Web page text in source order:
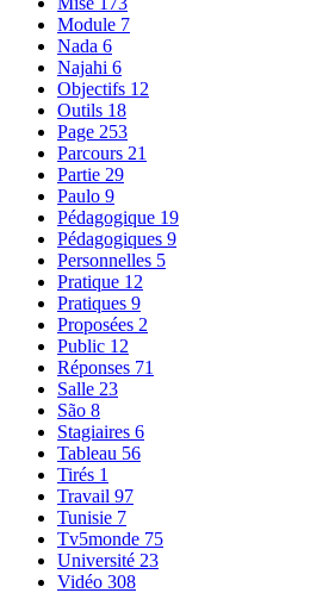
Module 7
Nada 6
Najahi 6
Objectifs 12
Outils 18
Page 253
Parcours 21
Partie 29
Paulo 9
Pédagogique 19
Pédagogiques 9
Personnelles 5
Pratique 12
Pratiques 9
Proposées 2
Public 12
Réponses 71
Salle 23
São 8
Stagiaires 6
Tableau 56
Tirés 1
Travail 97
Tunisie 7
Tv5monde 75
Université 23
Vidéo 308